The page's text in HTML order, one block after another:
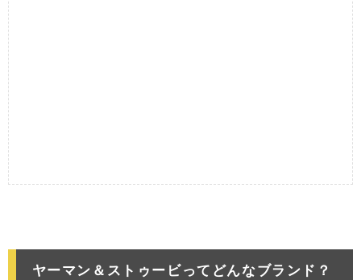
ヤーマン＆ストゥービってどんなブランド？